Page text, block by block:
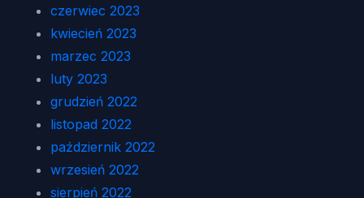
czerwiec 2023
kwiecień 2023
marzec 2023
luty 2023
grudzień 2022
listopad 2022
październik 2022
wrzesień 2022
sierpień 2022